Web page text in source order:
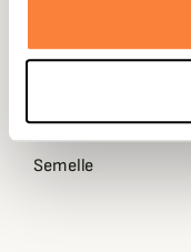
Coloris
Semelle